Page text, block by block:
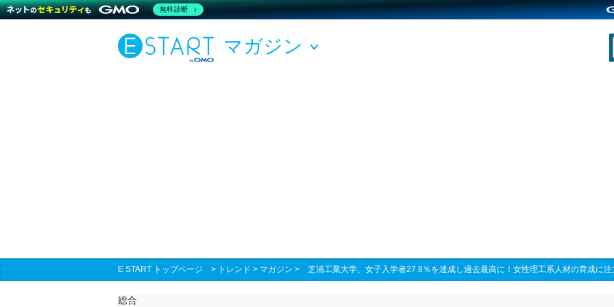
マガジン
E START トップページ > トレンド > マガジン > 芝浦工業大学、女子入学者27.8％を達成し過去最高に！女性理工系人材の育成に注
総合
無料診断